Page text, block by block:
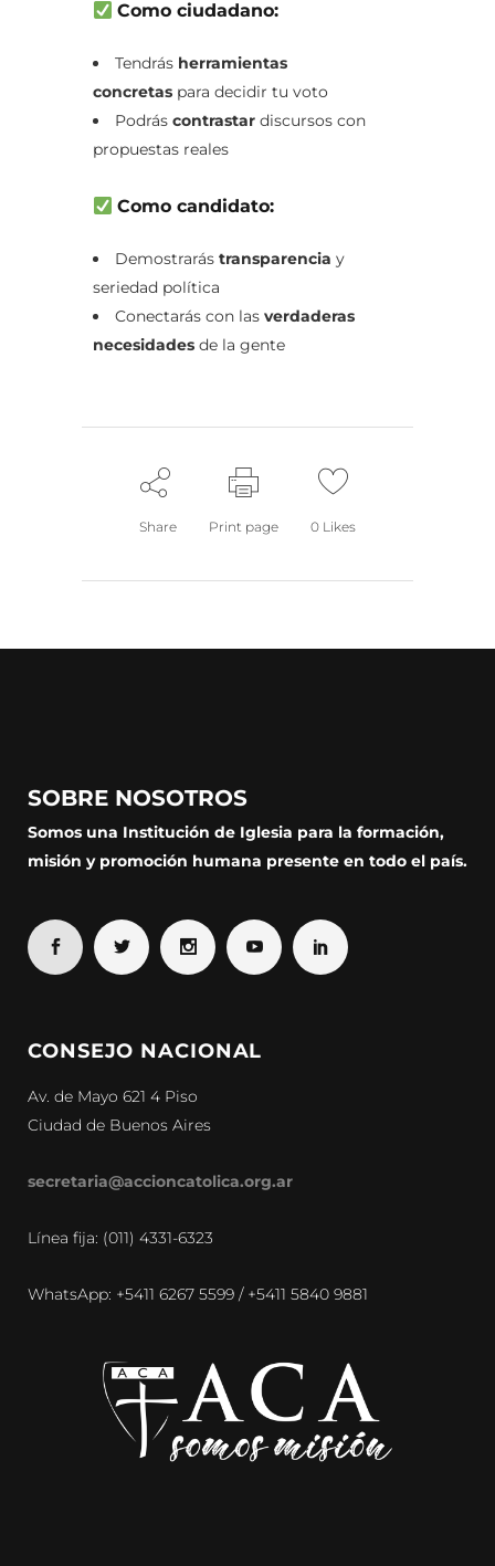
Como ciudadano:
Tendrás herramientas
concretas para decidir tu voto
Podrás contrastar discursos con
propuestas reales
Como candidato:
Demostrarás transparencia y
seriedad política
Conectarás con las verdaderas
necesidades de la gente
Share Print page 0 Likes
SOBRE NOSOTROS
Somos una Institución de Iglesia para la formación,
misión y promoción humana presente en todo el país.
CONSEJO NACIONAL
Av. de Mayo 621 4 Piso
Ciudad de Buenos Aires
secretaria@accioncatolica.org.ar
Línea fija: (011) 4331-6323
WhatsApp: +5411 6267 5599 / +5411 5840 9881